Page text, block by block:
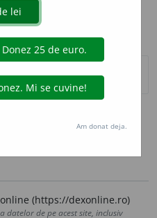
(https://dexonline.ro)
datelor de pe acest site, inclusiv
Am donat deja.